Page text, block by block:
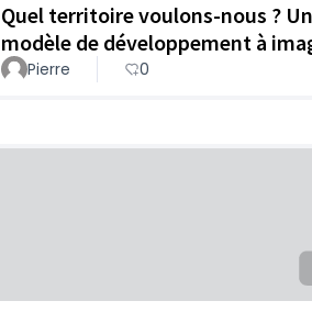
Quel territoire voulons-nous ? Un
modèle de développement à
Pierre 0